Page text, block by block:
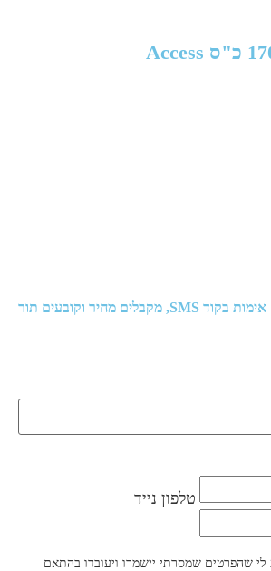
מילוי פרטים מהיר עם אימות בקוד SMS, מקבלים מחיר וקובעים תור
טלפון נייד
לי שהפרטים שמסרתי יישמרו ויעובדו בהתאם